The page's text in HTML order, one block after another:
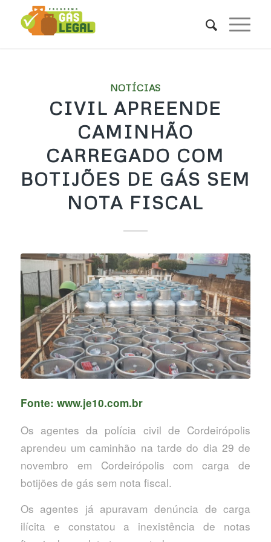
NOTÍCIAS
CIVIL APREENDE
CAMINHÃO
CARREGADO COM
BOTIJÕES DE GÁS SEM
NOTA FISCAL
Fonte: www.je10.com.br
Os agentes da polícia civil de Cordeirópolis
aprendeu um caminhão na tarde do dia 29 de
novembro em Cordeirópolis com carga de
botijões de gás sem nota fiscal.
Os agentes já apuravam denúncia de carga
ilícita e constatou a inexistência de notas